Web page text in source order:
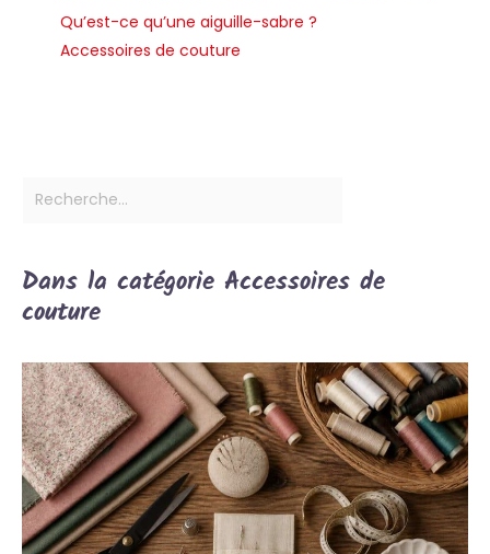
Qu’est-ce qu’une aiguille-sabre ?
Accessoires de couture
Dans la catégorie Accessoires de
couture